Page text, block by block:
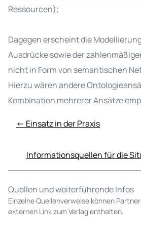
Ressourcen);
Dagegen erscheint die
Ausdrücke sowie der
nicht in Form von semantischen
Hierzu wären andere
Kombination mehrerer Ansätze
← Einsatz in der Praxis
Informationsquellen für die
Quellen und weiterführende Infos
Einzelne Quellenverweise können
externen Link zum Verlag enthalten.